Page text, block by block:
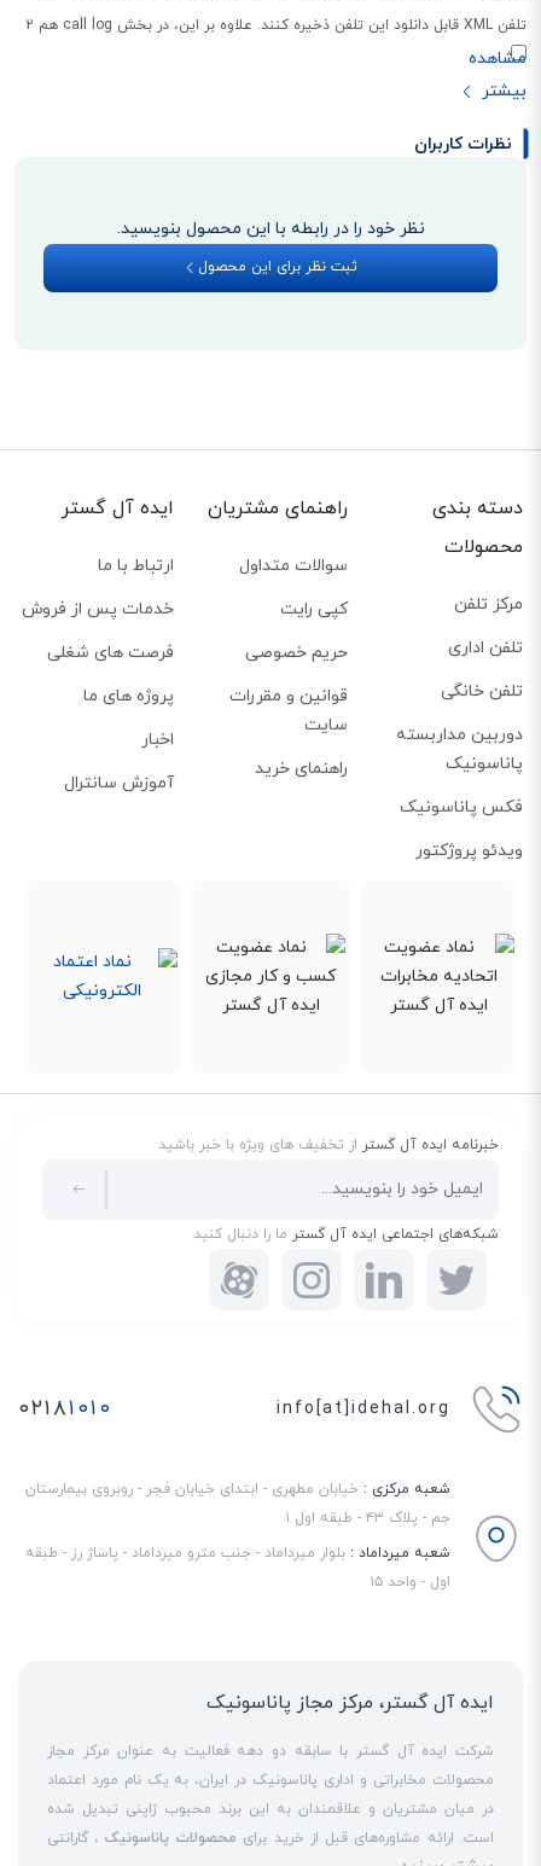
تلفن XML قابل دانلود این تلفن ذخیره کنند. علاوه بر این، در بخش call log هم 2
هزار شماره ثبت می‌شوند. این سری از تلفن های تحت شبکه گرنداستریم ویژگی‌های
امنیتی بالا از جمله راه‌اندازی ایمن، تصاویر سیستم‌افزار دوگانه و ذخیره‌سازی
پشتیبانی از 4 حساب SIP
بدون هیچ مشکلی از این تلفن برای انجام کارهای اداری روزانه خود استفاده کنند.
برای جابه‌جایی در میان این حساب‌های SIP دیده می‌شوند.
کلید BLF
این، می‌توانید کلیدهای BLF را پیکربندی کنید تا آنها با پسوندهای مورد نظر شما به
عنوان مثال همکارانی که بیشترین ارتباط با آنها دارید، مرتبط باشند.
روی بدنه تلفن گرنداستریم 2164 تعداد 2 عدد پورت اترنت گیگابایت دیده می‌شوند.
اتصال مستقیم آن به پریز نخواهید داشت.
کیفیت صدای HD
نظرات کاربران
نظر خود را در رابطه با این محصول بنویسید.
ثبت نظر برای این محصول
دسته بندی
محصولات
مرکز تلفن
تلفن اداری
تلفن خانگی
دوربین مداربسته
پاناسونیک
فکس پاناسونیک
ویدئو پروژکتور
راهنمای مشتریان
سوالات متداول
کپی رایت
حریم خصوصی
قوانین و مقررات
سایت
راهنمای خرید
ایده آل گستر
ارتباط با ما
خدمات پس از فروش
فرصت های شغلی
پروژه های ما
اخبار
آموزش سانترال
خبرنامه ایده آل گستراز تخفیف های ویژه با خبر باشید
شبکه‌های اجتماعی ایده آل گسترما را دنبال کنید
info[at]idehal.org ۰۲۱۸۱۰۱۰
شعبه مرکزی : خیابان مطهری - ابتدای خیابان فجر - روبروی بیمارستان
جم - پلاک ۴۳ - طبقه اول ۱
شعبه میرداماد : بلوار میرداماد - جنب مترو میرداماد - پاساژ رز - طبقه
اول - واحد ۱۵
ایده آل گستر، مرکز مجاز پاناسونیک
شرکت ایده آل گستر با سابقه دو دهه فعالیت به عنوان مرکز مجاز
محصولات مخابراتی و اداری پاناسونیک در ایران، به یک نام مورد اعتماد
در میان مشتریان و علاقمندان به این برند محبوب ژاپنی تبدیل شده
است. ارائه مشاوره‌های قبل از خرید برایمحصولات پاناسونیک، گارانتی